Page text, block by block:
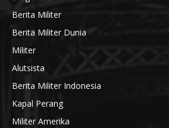
Berita Militer
Berita Militer Dunia
Militer
Alutsista
Berita Militer Indonesia
Kapal Perang
Militer Amerika